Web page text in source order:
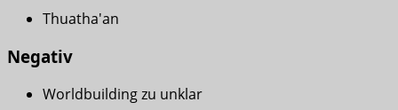
Thuatha'an
Negativ
Worldbuilding zu unklar